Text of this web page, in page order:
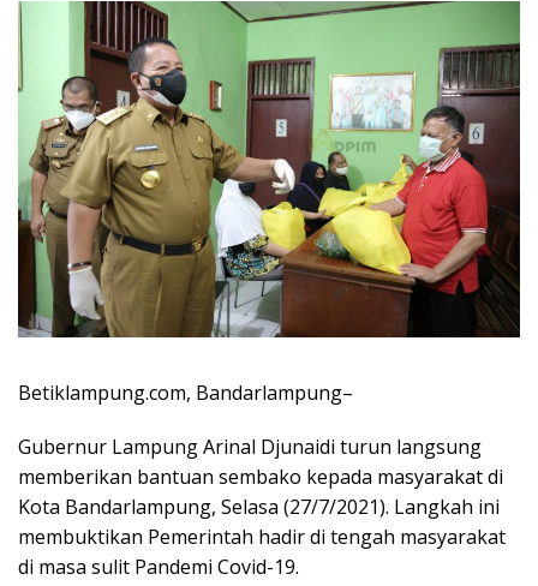
Betiklampung.com, Bandarlampung–
Gubernur Lampung Arinal Djunaidi turun langsung
memberikan bantuan sembako kepada masyarakat di
Kota Bandarlampung, Selasa (27/7/2021). Langkah ini
membuktikan Pemerintah hadir di tengah masyarakat
di masa sulit Pandemi Covid-19.